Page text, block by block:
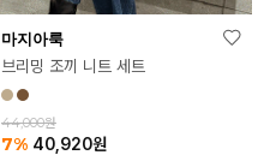
마지아룩
브리밍 조끼 니트 세트
44,000원
7% 40,920원